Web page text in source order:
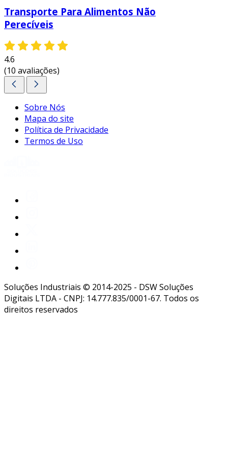
Transporte Para Alimentos Não
Perecíveis
4.6
(10 avaliações)
Sobre Nós
Mapa do site
Política de Privacidade
Termos de Uso
Soluções Industriais © 2014-2025 - DSW Soluções
Digitais LTDA - CNPJ: 14.777.835/0001-67. Todos os
direitos reservados